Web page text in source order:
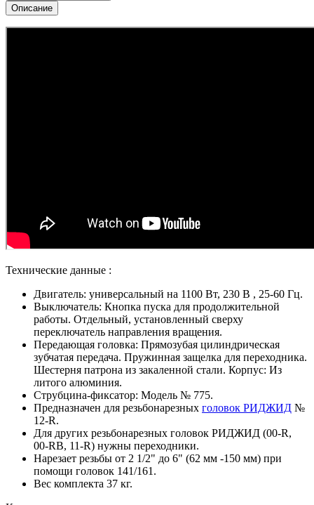
Описание
Технические данные :
Двигатель: универсальный на 1100 Вт, 230 В , 25-60 Гц.
Выключатель: Кнопка пуска для продолжительной
работы. Отдельный, установленный сверху
переключатель направления вращения.
Передающая головка: Прямозубая цилиндрическая
зубчатая передача. Пружинная защелка для переходника.
Шестерня патрона из закаленной стали. Корпус: Из
литого алюминия.
Струбцина-фиксатор: Модель № 775.
Предназначен для резьбонарезных головок РИДЖИД №
12-R.
Для других резьбонарезных головок РИДЖИД (00-R,
00-RB, 11-R) нужны переходники.
Нарезает резьбы от 2 1/2" до 6" (62 мм -150 мм) при
помощи головок 141/161.
Вес комплекта 37 кг.